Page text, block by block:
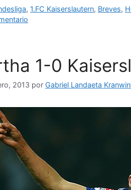
, 1.FC Kaiserslautern, Breves,
1-0
2013 por Gabriel Landaeta